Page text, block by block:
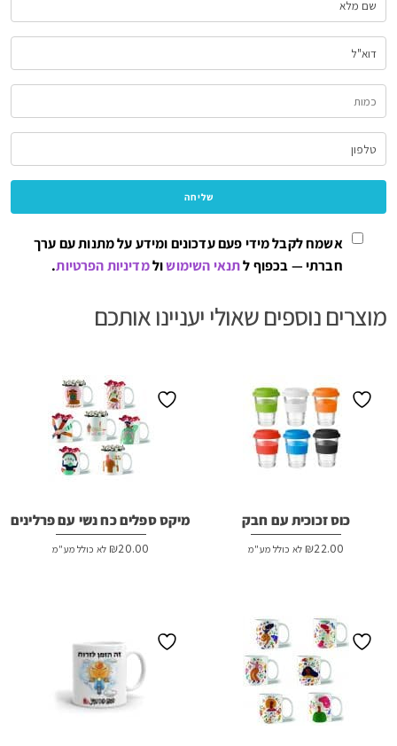
אשמח לקבל מידי פעם עדכונים ומידע על מתנות עם ערך
חברתי — בכפוף לתנאי השימושולמדיניות הפרטיות.
מוצרים נוספים שאולי יעניינו אותכם
כוס זכוכית עם חבק
₪22.00 לא כולל מע"מ
מיקס ספלים כח נשי עם פרלינים
₪20.00 לא כולל מע"מ